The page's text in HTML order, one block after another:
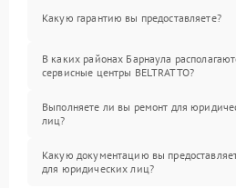
Какую гарантию вы предоставляете?
В каких районах Барнаула
сервисные центры BELTRATTO?
Выполняете ли вы ремонт для
лиц?
Какую документацию вы
для юридических лиц?